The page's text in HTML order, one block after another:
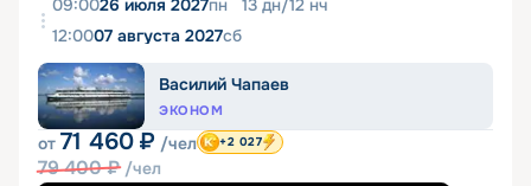
09:0026 июля 2027пн 13 дн/12 нч
12:0007 августа 2027сб
Василий Чапаев
ЭКОНОМ
от 71 460 ₽ /чел
79 400₽ /чел
+2 027